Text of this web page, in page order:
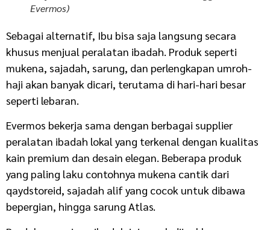
Evermos)
Sebagai alternatif, Ibu bisa saja langsung secara
khusus menjual peralatan ibadah. Produk seperti
mukena, sajadah, sarung, dan perlengkapan umroh-
haji akan banyak dicari, terutama di hari-hari besar
seperti lebaran.
Evermos bekerja sama dengan berbagai supplier
peralatan ibadah lokal yang terkenal dengan kualitas
kain premium dan desain elegan. Beberapa produk
yang paling laku contohnya mukena cantik dari
qaydstoreid, sajadah alif yang cocok untuk dibawa
bepergian, hingga sarung Atlas.